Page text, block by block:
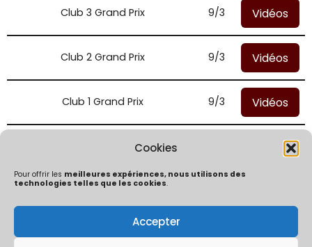
Cookies
Pour offrir les meilleures expériences, nous utilisons des
technologies telles que les cookies.
Accepter
Club 3 Grand Prix 9/3 Vidéos
Club 2 Grand Prix 9/3 Vidéos
Club 1 Grand Prix 9/3 Vidéos
Club Elite Grand Prix Vidéos
Politique de confidentialité
Politique de cookies (UE)